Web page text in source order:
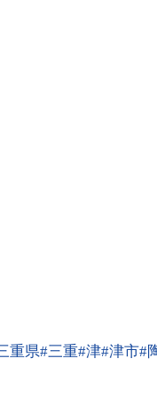
県#三重#津#津市#